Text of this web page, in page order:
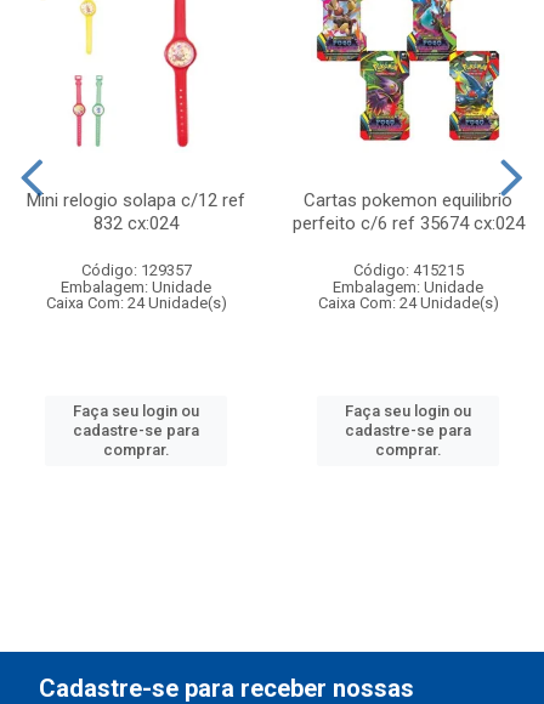
Mini relogio solapa c/12 ref
832 cx:024
Código: 129357
Embalagem: Unidade
Caixa Com: 24 Unidade(s)
Faça seu login ou
cadastre-se para
comprar.
Cartas pokemon equilibrio
perfeito c/6 ref 35674 cx:024
Código: 415215
Embalagem: Unidade
Caixa Com: 24 Unidade(s)
Faça seu login ou
cadastre-se para
comprar.
Cadastre-se para receber nossas